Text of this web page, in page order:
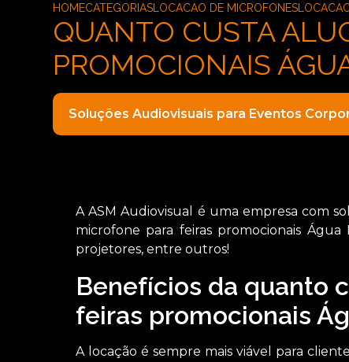
HOMECATEGORIASLOCACAO DE MICROFONES
QUANTO CUSTA
PROMOCIONAIS
Soluções Audiovisuais para Eventos
A ASM Audiovisual é uma empresa com
microfone para feiras promocionais
projetores, entre outros!
Benefícios da quanto
feiras promocionais
A locação é sempre mais viável para